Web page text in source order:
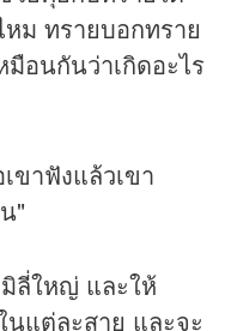
ม ทรายบอกทราย
อนกันว่าเกิดอะไร
ขาฟังแล้วเขา
"
ลี่ใหญ่ และให้
แต่ละสาย และจะ